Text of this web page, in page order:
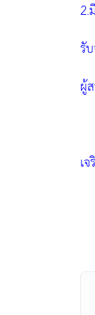
2.
รั
ผู้
เ